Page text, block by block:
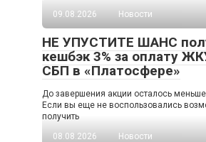
09.08.2026
Новости
НЕ УПУСТИТЕ ШАНС
кешбэк 3% за оплату
СБП в «Платосфере»
До завершения акции осталось
Если вы еще не воспользовались
получить
08.08.2026
Новости